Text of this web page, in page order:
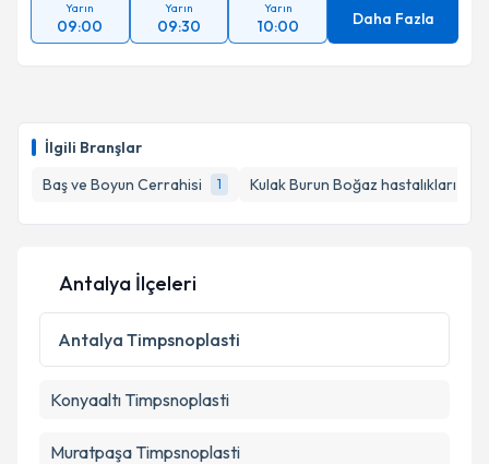
İlgili Branşlar
Baş ve Boyun Cerrahisi
1 Kulak Burun Boğaz hastalıkları -
Yarın
09:00
Yarın
09:30
Yarın
10:00 Daha Fazla
Antalya İlçeleri
Antalya Timpsnoplasti
Konyaaltı Timpsnoplasti
Muratpaşa Timpsnoplasti